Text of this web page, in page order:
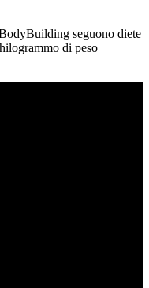
seguono diete
di peso